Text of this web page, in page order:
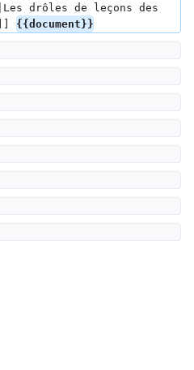
drôles de leçons des
{{document}}